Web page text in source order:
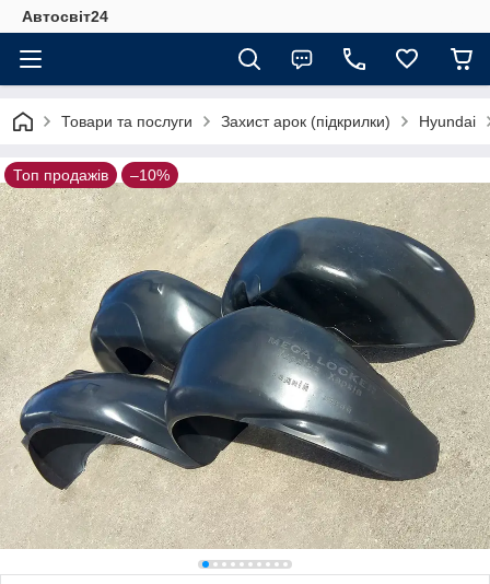
Автосвіт24
Товари та послуги Захист арок (підкрилки) Hyundai
Топ продажів –10%